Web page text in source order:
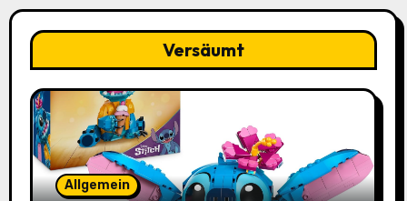
Versäumt
Allgemein